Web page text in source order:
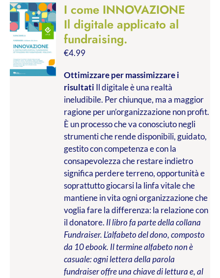
I come INNOVAZIONE
Il digitale applicato al
fundraising.
€4.99
Ottimizzare per massimizzare i
risultati Il digitale è una realtà
ineludibile. Per chiunque, ma a maggior
ragione per un’organizzazione non profit.
È un processo che va conosciuto negli
strumenti che rende disponibili, guidato,
gestito con competenza e con la
consapevolezza che restare indietro
significa perdere terreno, opportunità e
soprattutto giocarsi la linfa vitale che
mantiene in vita ogni organizzazione che
voglia fare la differenza: la relazione con
il donatore. Il libro fa parte della collana
Fundraiser. L’alfabeto del dono, composto
da 10 ebook. Il termine alfabeto non è
casuale: ogni lettera della parola
fundraiser offre una chiave di lettura e, al